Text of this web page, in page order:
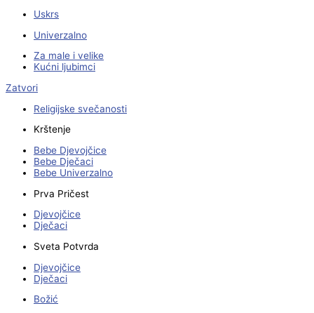
Uskrs
Univerzalno
Za male i velike
Kućni ljubimci
Zatvori
Religijske svečanosti
Krštenje
Bebe Djevojčice
Bebe Dječaci
Bebe Univerzalno
Prva Pričest
Djevojčice
Dječaci
Sveta Potvrda
Djevojčice
Dječaci
Božić